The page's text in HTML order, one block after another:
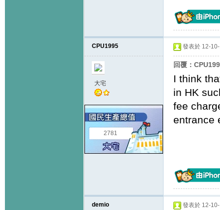
CPU1995
大宅
2781
發表於 12-
回覆：
I think
in HK
fee
entrance
demio 發表於 12-